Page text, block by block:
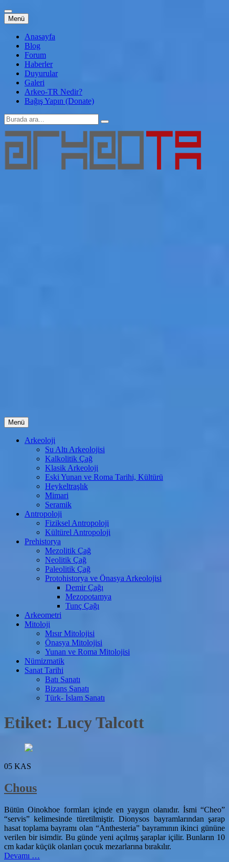
Menü İçeriğe
atla
Anasayfa
Blog
Forum
Haberler
Duyurular
Galeri
Arkeo-TR Nedir?
Bağış Yapın (Donate)
Arama:
Menü İçeriğe
atla
Arkeoloji
Su Altı Arkeolojisi
Kalkolitik Çağ
Klasik Arkeoloji
Eski Yunan ve Roma Tarihi, Kültürü
Heykeltraşlık
Mimari
Seramik
Antropoloji
Fiziksel Antropoloji
Kültürel Antropoloji
Prehistorya
Mezolitik Çağ
Neolitik Çağ
Paleolitik Çağ
Protohistorya ve Önasya Arkeolojisi
Demir Çağı
Mezopotamya
Tunç Çağı
Arkeometri
Mitoloji
Mısır Mitolojisi
Önasya Mitolojisi
Yunan ve Roma Mitolojisi
Nümizmatik
Sanat Tarihi
Batı Sanatı
Bizans Sanatı
Türk- İslam Sanatı
Etiket: Lucy Talcott
05 KAS
Chous
Bütün Oinokhoe formları içinde en yaygın olanıdır. İsmi “Cheo”
“servis” kelimesinde türetilmiştir. Dionysos bayramlarından şarap
hasat toplama bayramı olan “Anthesteria” bayramının ikinci gününe
verilen bir isimdir. Bu günde yeni açılmış şaraplar içilir. Bunların 10
cm kadar küçük olanları çocuk mezarlarına bırakılır.
Devamı …